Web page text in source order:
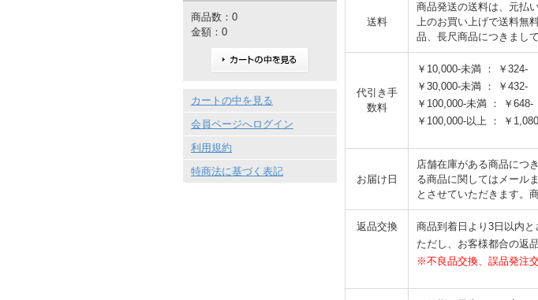
送料
商品発送の送料は、元払
上のお買い上げで送料無
品、長尺商品につきまし
代引き手
数料
￥10,000-未満 ： ￥324-
￥30,000-未満 ： ￥432-
￥100,000-未満 ： ￥648-
￥100,000-以上 ： ￥
お届け日
店舗在庫がある商品につ
る商品に関してはメール
とさせていただきます。
返品交換
商品到着日より3日以内と
ただし、お客様都合の返
※不良品交換、誤品発注
商品数：0
金額：0
カートの中を見る
会員ページへログイン
利用規約
特商法に基づく表記